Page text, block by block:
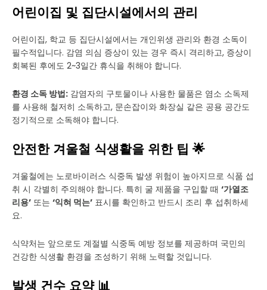
어린이집 및 집단시설에서의 관리
어린이집, 학교 등 집단시설에서는 개인위생 관리와 환경 소독이
필수적입니다. 감염 의심 증상이 있는 경우 즉시 격리하고, 증상이
회복된 후에도 2~3일간 휴식을 취해야 합니다.
환경 소독 방법: 감염자의 구토물이나 사용한 물품은 염소 소독제
를 사용해 철저히 소독하고, 문손잡이와 화장실 같은 공용 공간도
정기적으로 소독해야 합니다.
안전한 겨울철 식생활을 위한 팁 🌟
겨울철에는 노로바이러스 식중독 발생 위험이 높아지므로 식품 섭
취 시 각별히 주의해야 합니다. 특히 굴 제품을 구입할 때 ‘가열조
리용’ 또는 ‘익혀 먹는’ 표시를 확인하고 반드시 조리 후 섭취하세
요.
식약처는 앞으로도 계절별 식중독 예방 정보를 제공하며 국민의
건강한 식생활 환경을 조성하기 위해 노력할 것입니다.
발생 건수 요약 📊